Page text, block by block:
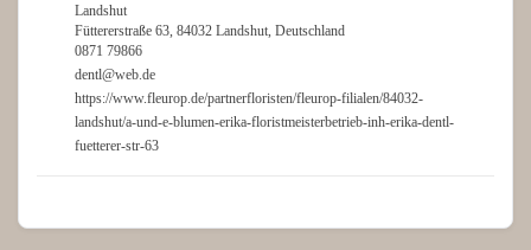
Landshut
Füttererstraße 63, 84032 Landshut, Deutschland
0871 79866
dentl@web.de
https://www.fleurop.de/partnerfloristen/fleurop-filialen/84032-
landshut/a-und-e-blumen-erika-floristmeisterbetrieb-inh-erika-dentl-
fuetterer-str-63